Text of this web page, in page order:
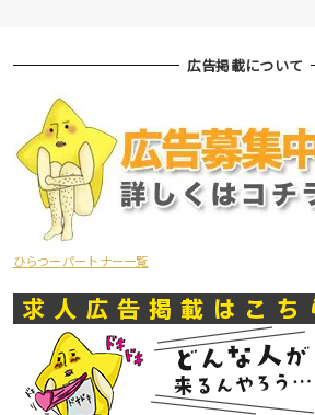
広告掲載について
ひらつーパートナー一覧